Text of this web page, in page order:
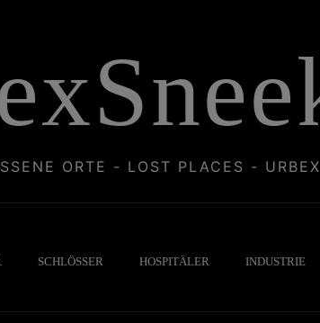
ORTE - LOST PLACES - URBEX
SCHLÖSSER HOSPITÄLER INDUSTRIE